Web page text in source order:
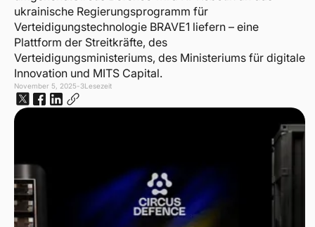
ukrainische Regierungsprogramm für
Verteidigungstechnologie BRAVE1 liefern – eine
Plattform der Streitkräfte, des
Verteidigungsministeriums, des Ministeriums für digitale
Innovation und MITS Capital.
November 5, 2025-3Lesezeit